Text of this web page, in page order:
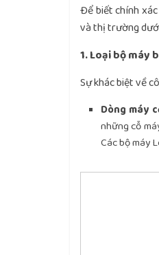
Để biết chính
và thị trường
1. Loại bộ máy
Sự khác biệt về
Dòng máy
những cỗ
Các bộ máy